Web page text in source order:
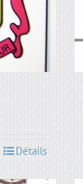
Détails